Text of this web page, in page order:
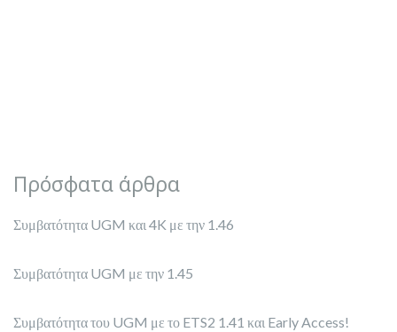
Πρόσφατα άρθρα
Συμβατότητα UGM και 4K με την 1.46
Συμβατότητα UGM με την 1.45
Συμβατότητα του UGM με το ETS2 1.41 και Early Access!